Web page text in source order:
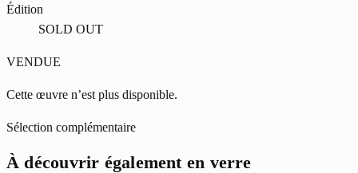
Édition
SOLD OUT
VENDUE
Cette œuvre n’est plus disponible.
Sélection complémentaire
À découvrir également en verre